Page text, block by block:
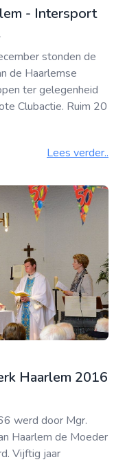
- Intersport
stonden de
de Haarlemse
ter gelegenheid
Clubactie. Ruim 20
Lees verder..
Haarlem 2016
werd door Mgr.
Haarlem de Moeder
Vijftig jaar